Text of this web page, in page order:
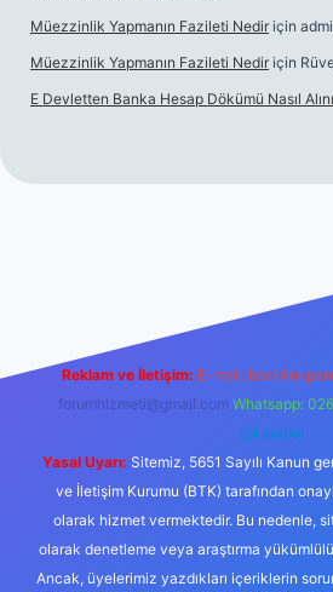
Müezzinlik Yapmanın Fazileti Nedir için
Müezzinlik Yapmanın Fazileti Nedir için
E Devletten Banka Hesap Dökümü Nasıl
Reklam ve İletişim: E-mail:
forumhizmeti@gmail.com Whatsapp:
@karabul
Yasal Uyarı: Sitemiz, 5651 Sayılı Kanun
ve İletişim Kurumu (BTK) tarafından
olarak hizmet vermektedir. Bu nedenle,
olarak denetleme veya araştırma
Ancak, üyelerimiz yazdıkları içeriklerin